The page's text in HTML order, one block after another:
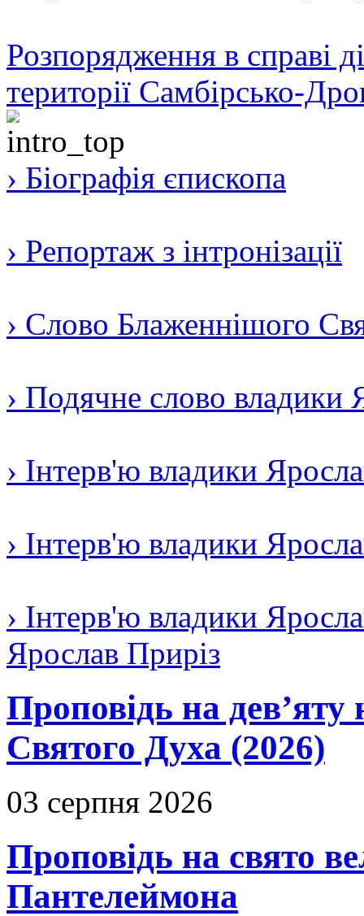
Розпорядження в справі
території Самбірсько-
› Біографія єпископа
› Репортаж з інтронізації
› Слово Блаженнішого
› Подячне слово владики
› Інтерв'ю владики
› Інтерв'ю владики
› Інтерв'ю владики
Ярослав Приріз
Проповідь на дев’яту
Святого Духа (2026)
03 серпня 2026
Проповідь на свято
Пантелеймона